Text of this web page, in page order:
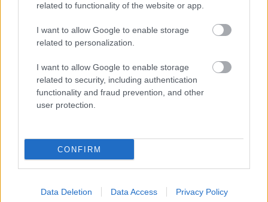
related to functionality of the website or app.
I want to allow Google to enable storage
related to personalization.
I want to allow Google to enable storage
related to security, including authentication
functionality and fraud prevention, and other
user protection.
CONFIRM
Data Deletion Data Access Privacy Policy
Mercedes Safari- Az egykori Jugoszláviában a
játékokat is gyártottak.
Ilyen volt a nyugati inspiráció után készült Mercedes
Safari távirányítós autó is, ami mára egészen
ritkának számít. Most egy szép állapotban
megmaradt, eredeti dobozos játékra csaphattok le